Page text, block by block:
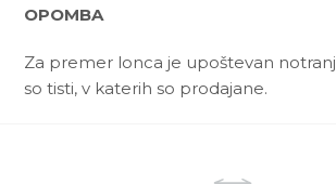
OPOMBA
Za premer lonca je upoštevan
so tisti, v katerih so prodajane.